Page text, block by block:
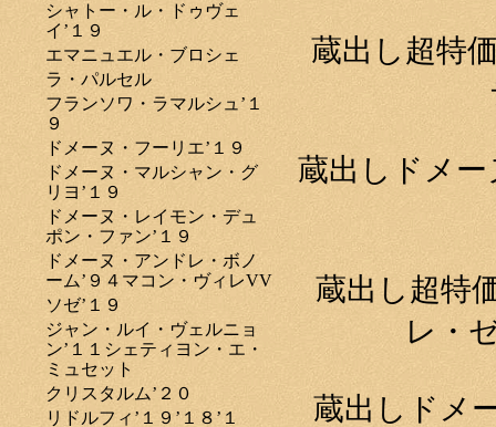
シャトー・ル・ドゥヴェ
イ’１９
エマニュエル・ブロシェ
ラ・パルセル
フランソワ・ラマルシュ’１
９
ドメーヌ・フーリエ’１９
ドメーヌ・マルシャン・グ
リヨ’１９
ドメーヌ・レイモン・デュ
ポン・ファン’１９
ドメーヌ・アンドレ・ボノ
ーム’９４マコン・ヴィレVV
ソゼ’１９
ジャン・ルイ・ヴェルニョ
ン’１１シェティヨン・エ・
ミュセット
クリスタルム’２０
リドルフィ’１９’１８’１
蔵出し超特
蔵出しドメ
蔵出し超特
レ・
蔵出しドメ